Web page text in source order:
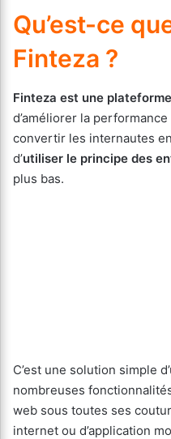
Qu’est-ce
Finteza ?
Finteza est une
d’améliorer la
convertir les internautes
d’utiliser le principe des
plus bas.
C’est une solution simple
nombreuses
web sous toutes ses
internet ou d’application